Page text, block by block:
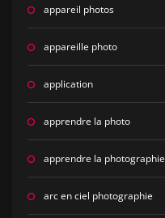
appareil photos
appareille photo
application
apprendre la photo
apprendre la photographie
arc en ciel photographie